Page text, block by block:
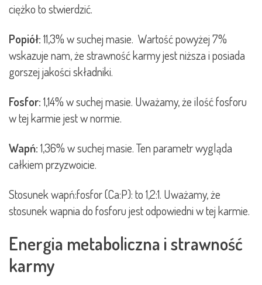
ciężko to stwierdzić.
Popiół:11,3% w suchej masie. Wartość powyżej 7%
wskazuje nam, że strawność karmy jest niższa i posiada
gorszej jakości składniki.
Fosfor:1,14% w suchej masie. Uważamy, że ilość fosforu
w tej karmie jest w normie.
Wapń:1,36% w suchej masie. Ten parametr wygląda
całkiem przyzwoicie.
Stosunek wapń:fosfor (Ca:P): to 1,2:1. Uważamy, że
stosunek wapnia do fosforu jest odpowiedni w tej karmie.
Energia metaboliczna i strawność
karmy